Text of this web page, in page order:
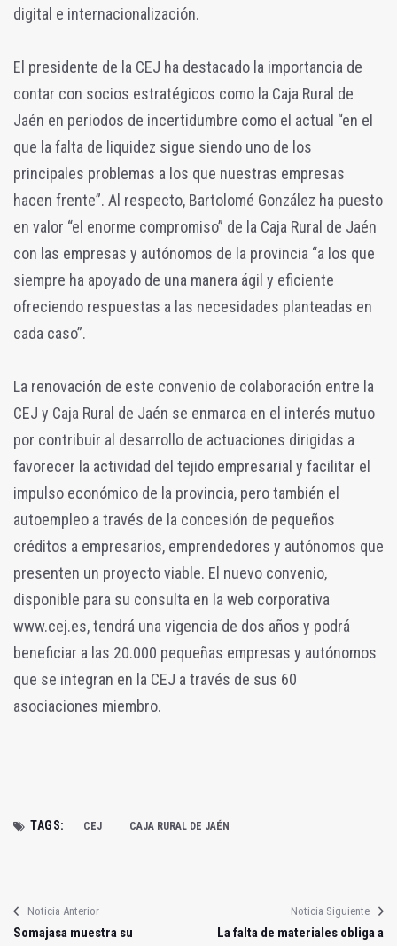
digital e internacionalización.
El presidente de la CEJ ha destacado la importancia de
contar con socios estratégicos como la Caja Rural de
Jaén en periodos de incertidumbre como el actual “en el
que la falta de liquidez sigue siendo uno de los
principales problemas a los que nuestras empresas
hacen frente”. Al respecto, Bartolomé González ha puesto
en valor “el enorme compromiso” de la Caja Rural de Jaén
con las empresas y autónomos de la provincia “a los que
siempre ha apoyado de una manera ágil y eficiente
ofreciendo respuestas a las necesidades planteadas en
cada caso”.
La renovación de este convenio de colaboración entre la
CEJ y Caja Rural de Jaén se enmarca en el interés mutuo
por contribuir al desarrollo de actuaciones dirigidas a
favorecer la actividad del tejido empresarial y facilitar el
impulso económico de la provincia, pero también el
autoempleo a través de la concesión de pequeños
créditos a empresarios, emprendedores y autónomos que
presenten un proyecto viable. El nuevo convenio,
disponible para su consulta en la web corporativa
www.cej.es, tendrá una vigencia de dos años y podrá
beneficiar a las 20.000 pequeñas empresas y autónomos
que se integran en la CEJ a través de sus 60
asociaciones miembro.
TAGS: CEJ CAJA RURAL DE JAÉN
Noticia Anterior
Somajasa muestra su
Noticia Siguiente
La falta de materiales obliga a